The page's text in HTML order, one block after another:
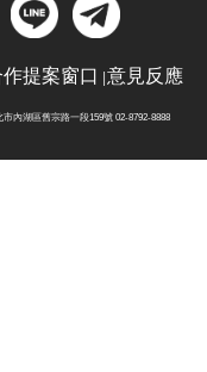
提案窗口 意見反應
內湖區舊宗路一段159號 02-8792-8888